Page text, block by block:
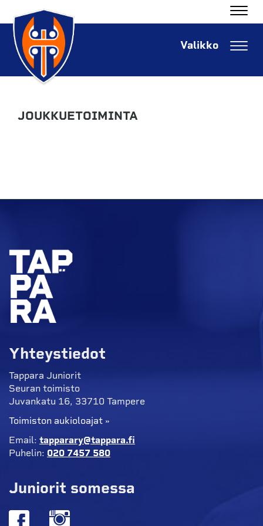
JOUKKUETOIMINTA
Yhteystiedot
Tappara Juniorit
Seuran toimisto
Juvankatu 16, 33710 Tampere
Toimiston aukioloajat »
Email: tapparary@tappara.fi
Puhelin: 020 7457 580
Juniorit somessa